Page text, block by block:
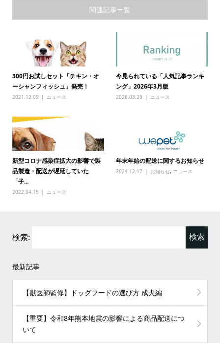
関連記事一覧
300円お試しセット「チキン・オ
ーシャンフィッシュ」発売！
2021.12.09 ニュース
今見られている「人気記事ランキ
ング」2026年3月版
2026.03.29 ニュース
新型コロナ感染症拡大の影響で製
品製造・配送が遅延していた
「子...
2022.04.15 ニュース
年末年始の配送に関するお知らせ
2024.12.17 お知らせ, ニュース
検索:
最新記事
【獣医師監修】ドッグフードの選び方 成犬編
【重要】令和8年熊本地震の影響による商品配送につ
いて